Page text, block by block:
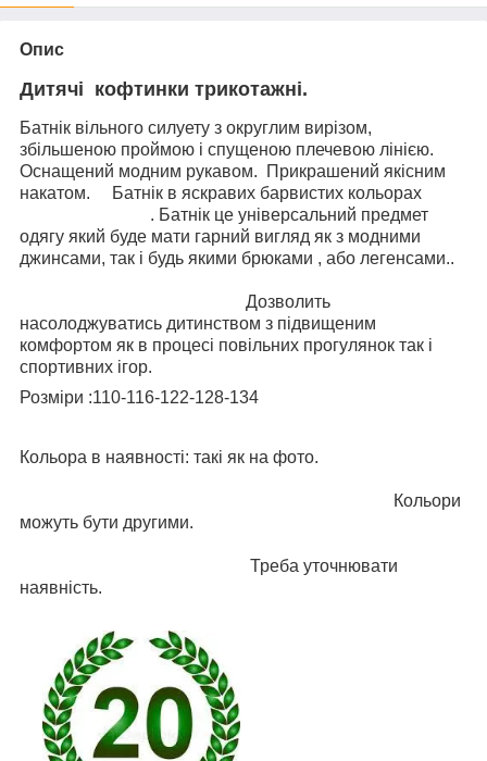
Опис
Дитячі кофтинки трикотажні.
Батнік вільного силуету з округлим вирізом,
збільшеною проймою і спущеною плечевою лінією.
Оснащений модним рукавом. Прикрашений якісним
накатом. Батнік в яскравих барвистих кольорах
. Батнік це універсальний предмет
одягу який буде мати гарний вигляд як з модними
джинсами, так і будь якими брюками , або легенсами..
Дозволить
насолоджуватись дитинством з підвищеним
комфортом як в процесі повільних прогулянок так і
спортивних ігор.
Розміри :110-116-122-128-134
Кольора в наявності: такі як на фото.
Кольори
можуть бути другими.
Треба уточнювати
наявність.